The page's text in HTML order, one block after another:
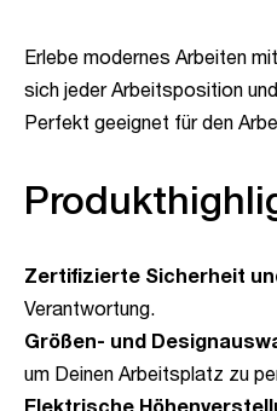
Erlebe modernes Arbeiten
sich jeder Arbeitsposition
Perfekt geeignet für den
Zertifizierte Sicherheit
Verantwortung.
Größen- und
um Deinen Arbeitsplatz zu
Elektrische